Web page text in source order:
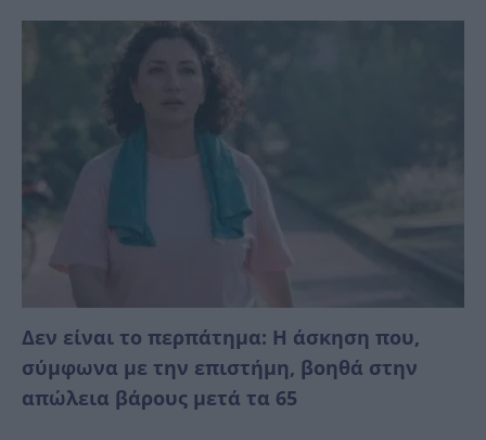
Δεν είναι το περπάτημα: Η άσκηση που,
σύμφωνα με την επιστήμη, βοηθά στην
απώλεια βάρους μετά τα 65